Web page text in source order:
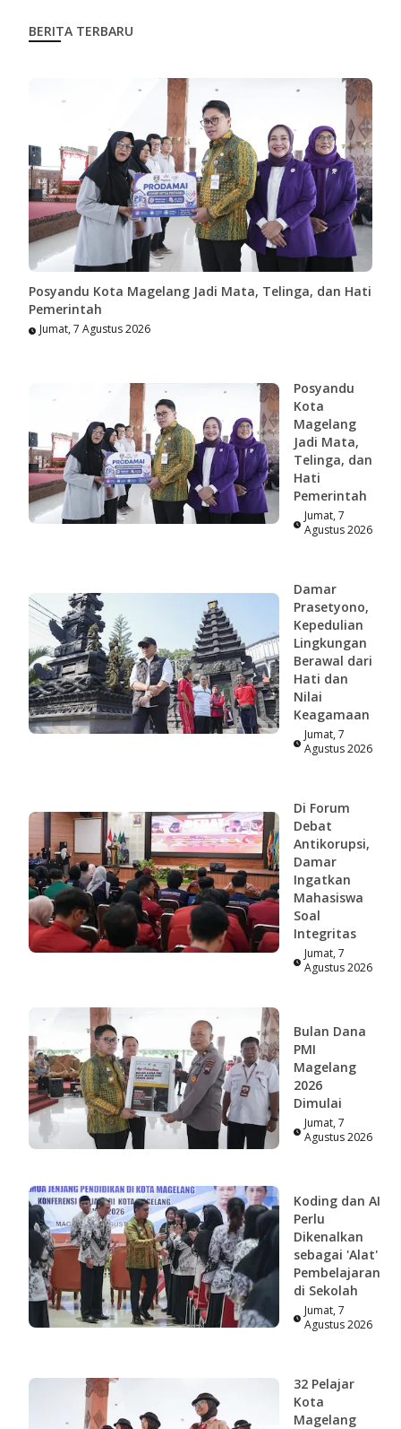
BERITA TERBARU
Posyandu Kota Magelang Jadi Mata, Telinga, dan Hati
Pemerintah
Jumat, 7 Agustus 2026
Posyandu
Kota
Magelang
Jadi Mata,
Telinga, dan
Hati
Pemerintah
Jumat, 7
Agustus 2026
Damar
Prasetyono,
Kepedulian
Lingkungan
Berawal dari
Hati dan
Nilai
Keagamaan
Jumat, 7
Agustus 2026
Di Forum
Debat
Antikorupsi,
Damar
Ingatkan
Mahasiswa
Soal
Integritas
Jumat, 7
Agustus 2026
Bulan Dana
PMI
Magelang
2026
Dimulai
Jumat, 7
Agustus 2026
Koding dan AI
Perlu
Dikenalkan
sebagai 'Alat'
Pembelajaran
di Sekolah
Jumat, 7
Agustus 2026
32 Pelajar
Kota
Magelang